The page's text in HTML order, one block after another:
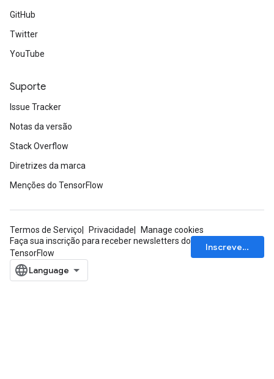
GitHub
Twitter
YouTube
Suporte
Issue Tracker
Notas da versão
Stack Overflow
Diretrizes da marca
Menções do TensorFlow
Termos de Serviço Privacidade
Manage cookies
Faça sua inscrição para receber newsletters do
TensorFlow
Inscrever-se